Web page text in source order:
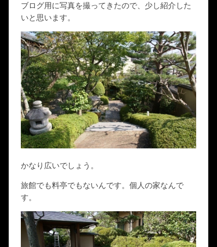
ブログ用に写真を撮ってきたので、少し紹介した
いと思います。
かなり広いでしょう。
旅館でも料亭でもないんです。個人の家なんで
す。